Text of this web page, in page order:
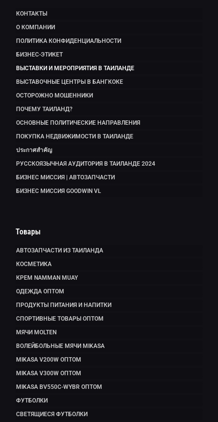
КОНТАКТЫ
О КОМПАНИИ
ПОЛИТИКА КОНФИДЕНЦИАЛЬНОСТИ
БИЗНЕС-ЭТИКЕТ
ВЫСТАВКИ И МЕРОПРИЯТИЯ В ТАИЛАНДЕ
ВЫСТАВОЧНЫЕ ЦЕНТРЫ В БАНГКОКЕ
ОСТОРОЖНО МОШЕННИКИ
ПОЧЕМУ ТАИЛАНД?
ОСНОВНЫЕ ПОЛИТИЧЕСКИЕ НАПРАВЛЕНИЯ
ПОКУПКА НЕДВИЖИМОСТИ В ТАИЛАНДЕ
ประกาศสำคัญ
РУССКОЯЗЫЧНАЯ АУДИТОРИЯ В ТАИЛАНДЕ 2024
БИЗНЕС МИССИЯ | АВТОЗАПЧАСТИ
БИЗНЕС МИССИЯ GOODWIN VL
Товары
АВТОЗАПЧАСТИ ИЗ ТАИЛАНДА
КОСМЕТИКА
КРЕМ NAMMAN MUAY
ОДЕЖДА ОПТОМ
ПРОДУКТЫ ПИТАНИЯ И НАПИТКИ
СПОРТИВНЫЕ ТОВАРЫ ОПТОМ
МЯЧИ MOLTEN
ВОЛЕЙБОЛЬНЫЕ МЯЧИ MIKASA
MIKASA V200W ОПТОМ
MIKASA V300W ОПТОМ
MIKASA BV550C-WYBR ОПТОМ
ФУТБОЛКИ
СВЕТЯЩИЕСЯ ФУТБОЛКИ